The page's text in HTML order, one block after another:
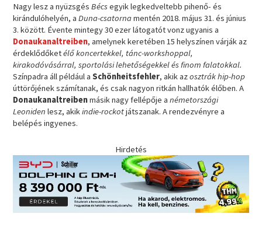
Nagy lesz a nyüzsgésBécsegyik legkedveltebb pihenő- és
kirándulóhelyén, a Duna-csatornamentén 2018. május 31. és június
3. között. Évente mintegy 30 ezer látogatót vonz ugyanis a
Donaukanaltreiben, amelynek keretében 15 helyszínen várják az
érdeklődőketélő koncertekkel, tánc-workshoppal,
kirakodóvásárral, sportolási lehetőségekkel és finom falatokkal.
Színpadra áll például aSchönheitsfehler, akik azosztrák hip-hop
úttörőjének számítanak, és csak nagyon ritkán hallhatók élőben. A
Donaukanaltreibenmásik nagy fellépője anémetországi
Leoniden lesz, akikindie-rockotjátszanak. A rendezvényre a
belépés ingyenes.
Hirdetés